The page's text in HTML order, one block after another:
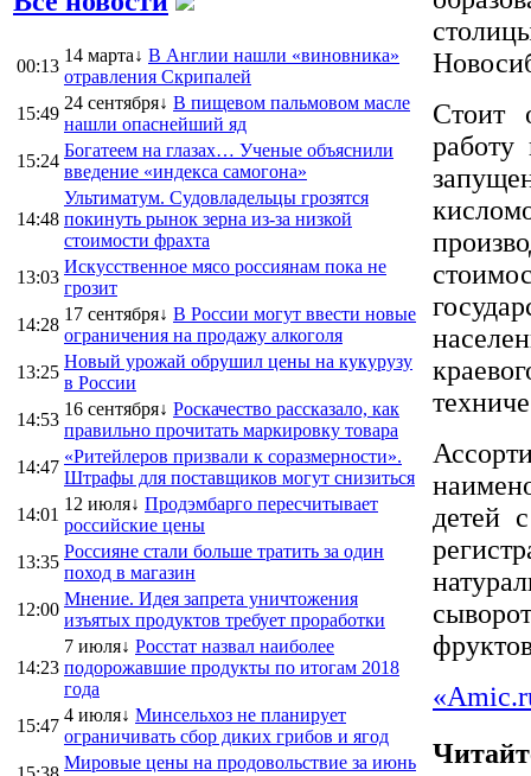
00:13
14 марта↓ В Англии нашли «виновника»
отравления Скрипалей
15:49
24 сентября↓ В пищевом пальмовом масле
нашли опаснейший яд
15:24
Богатеем на глазах… Ученые объяснили
введение «индекса самогона»
14:48
Ультиматум. Судовладельцы грозятся
покинуть рынок зерна из-за низкой
стоимости фрахта
13:03
Искусственное мясо россиянам пока не
грозит
14:28
17 сентября↓ В России могут ввести новые
ограничения на продажу алкоголя
13:25
Новый урожай обрушил цены на кукурузу
в России
14:53
16 сентября↓ Роскачество рассказало, как
правильно прочитать маркировку товара
14:47
«Ритейлеров призвали к соразмерности».
Штрафы для поставщиков могут снизиться
14:01
12 июля↓ Продэмбарго пересчитывает
российские цены
13:35
Россияне стали больше тратить за один
поход в магазин
12:00
Мнение. Идея запрета уничтожения
изъятых продуктов требует проработки
14:23
7 июля↓ Росстат назвал наиболее
подорожавшие продукты по итогам 2018
года
15:47
4 июля↓ Минсельхоз не планирует
ограничивать сбор диких грибов и ягод
Мировые цены на продовольствие за июнь
Стоит
работу
детей